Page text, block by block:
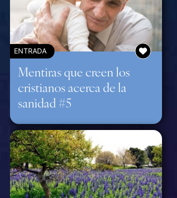
ENTRADA
Mentiras que creen los
cristianos acerca de la
sanidad #5